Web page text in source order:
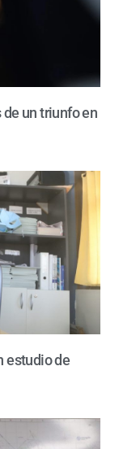
un triunfo en
estudio de